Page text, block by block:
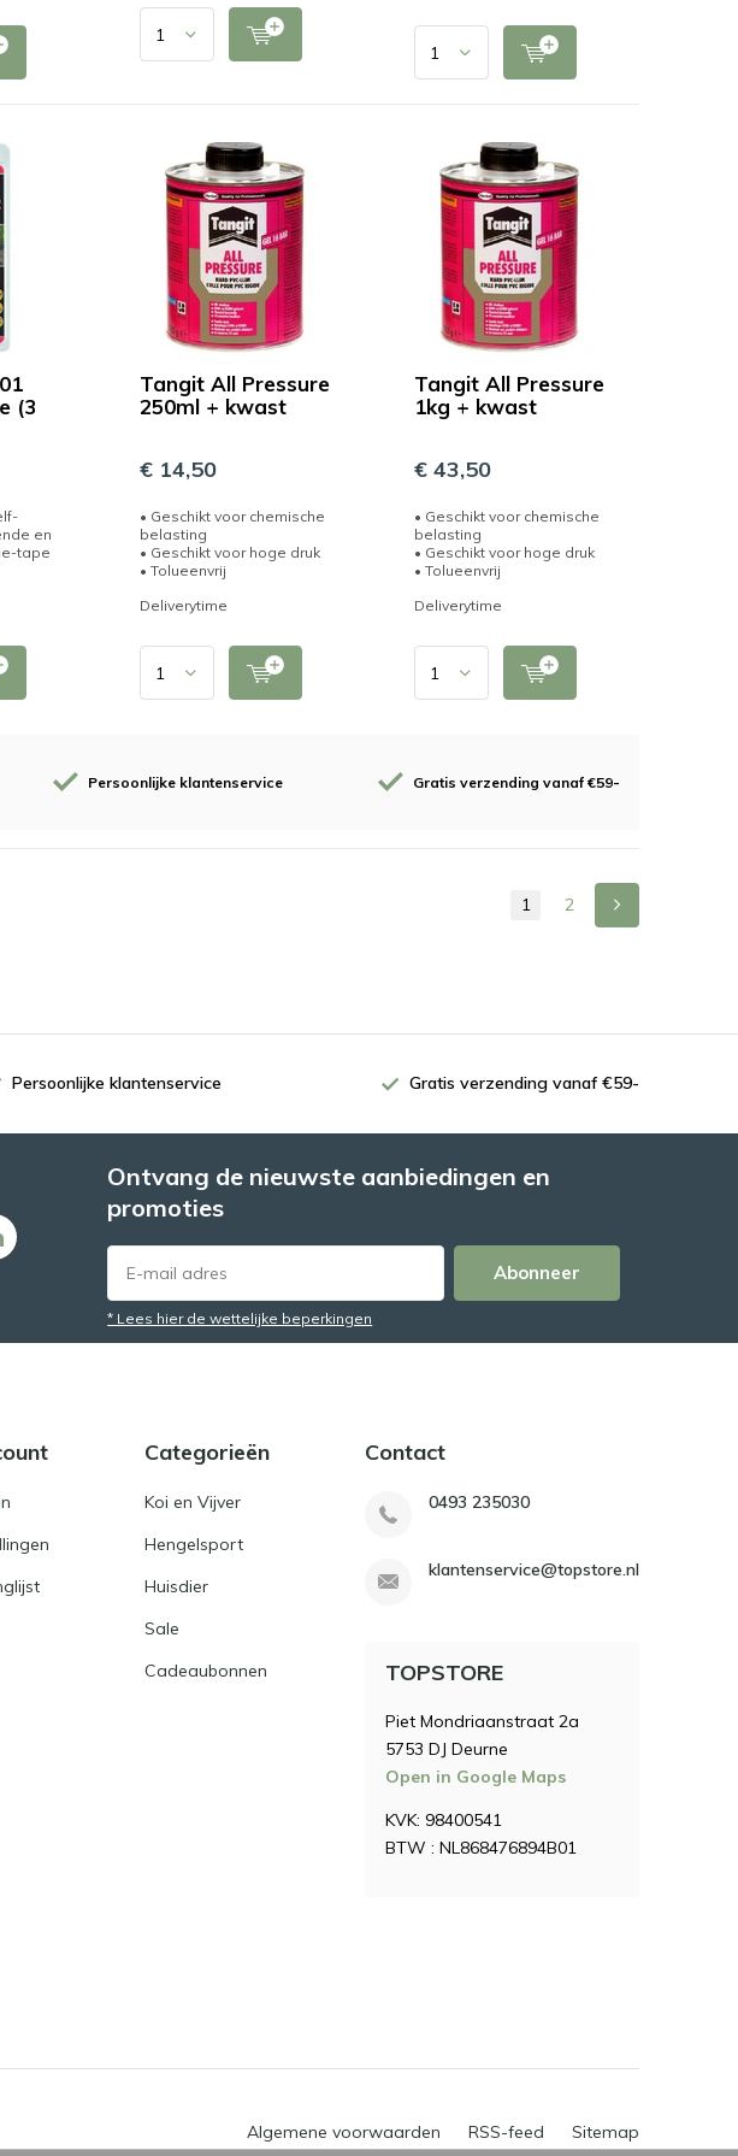
(3
en
tape
Tangit All Pressure
250ml + kwast
€ 14,50
• Geschikt voor chemische
belasting
• Geschikt voor hoge druk
• Tolueenvrij
Deliverytime
Tangit All Pressure
1kg + kwast
€ 43,50
• Geschikt voor chemische
belasting
• Geschikt voor hoge druk
• Tolueenvrij
Deliverytime
Persoonlijke klantenservice Gratis verzending vanaf €59-
1 2
Persoonlijke klantenservice Gratis verzending vanaf €59-
Ontvang de nieuwste aanbiedingen en
promoties
Abonneer
* Lees hier de wettelijke beperkingen
Categorieën
Koi en Vijver
Hengelsport
Huisdier
Sale
Cadeaubonnen
Contact
0493 235030
klantenservice@topstore.nl
TOPSTORE
Piet Mondriaanstraat 2a
5753 DJ Deurne
Open in Google Maps
KVK: 98400541
BTW : NL868476894B01
Algemene voorwaarden RSS-feed Sitemap